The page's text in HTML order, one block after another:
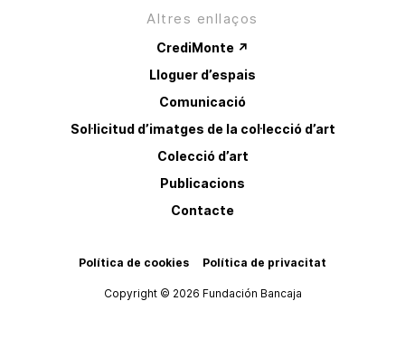
Altres enllaços
CrediMonte ↗
Lloguer d’espais
Comunicació
Sol·licitud d’imatges de la col·lecció d’art
Colecció d’art
Publicacions
Contacte
Política de cookies Política de privacitat
Copyright © 2026 Fundación Bancaja